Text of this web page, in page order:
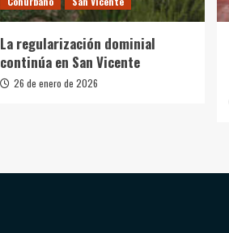
La regularización dominial
continúa en San Vicente
26 de enero de 2026